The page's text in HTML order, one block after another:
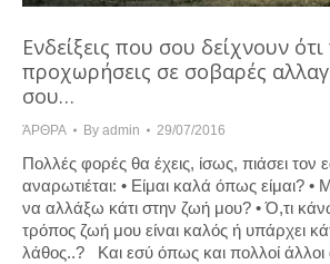
Ενδείξεις που σου δείχνουν
προχωρήσεις σε σοβαρές
σου…
ΆΡΘΡΑ By admin 29/07/2016
Πολλές φορές θα έχεις, ίσως, πιάσει τον
αναρωτιέται: • Είμαι καλά όπως είμαι?
να αλλάξω κάτι στην ζωή μου? • Ό,τι
τρόπος ζωή μου είναι καλός ή υπάρχει
λάθος..? Και εσύ όπως και πολλοί